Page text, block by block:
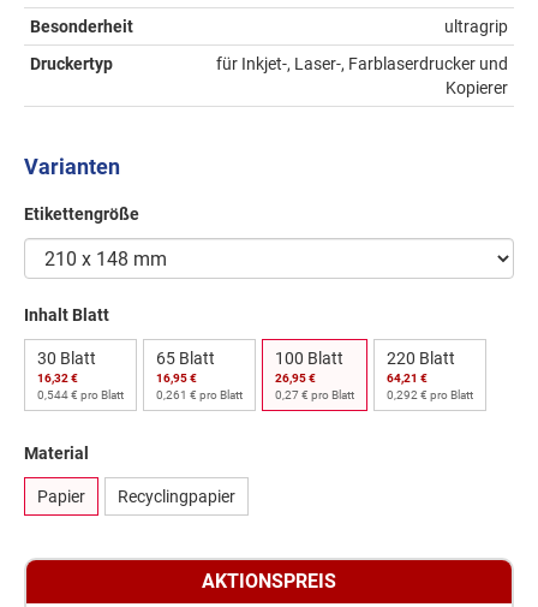
Besonderheit
ultragrip
Druckertyp
für Inkjet-, Laser-, Farblaserdrucker und
Kopierer
Varianten
Etikettengröße
Inhalt Blatt
30 Blatt
16,32 €
0,544 € pro Blatt
65 Blatt
16,95 €
0,261 € pro Blatt
100 Blatt
26,95 €
0,27 € pro Blatt
220 Blatt
64,21 €
0,292 € pro Blatt
Material
Papier Recyclingpapier
AKTIONSPREIS